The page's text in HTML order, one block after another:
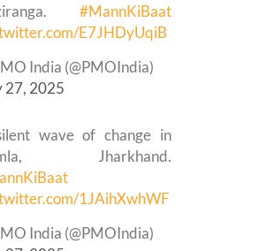
#MannKiBaat
E7JHDyUqiB
India (@PMOIndia)
27, 2025
wave of change in
Jharkhand.
1JAihXwhWF
India (@PMOIndia)